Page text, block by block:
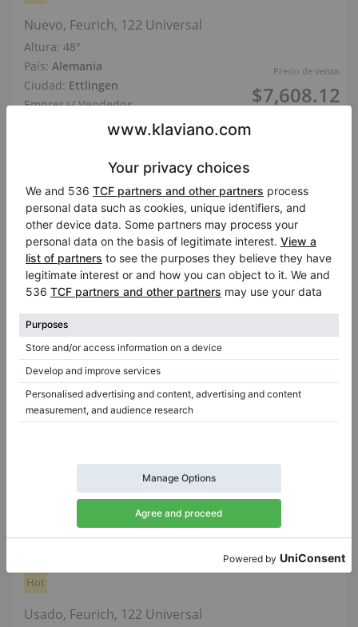
Precio de venta:
$7,608.12
Nuevo, Feurich, 122 Universal
Altura: 48″
País: Alemania
Ciudad: Ettlingen
Empresa/Vendedor
Hot
Usado, Feurich, 122 Universal